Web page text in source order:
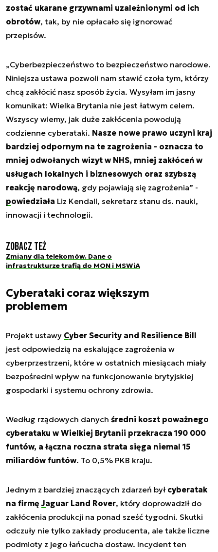
zostać ukarane grzywnami uzależnionymi od ich
obrotów, tak, by nie opłacało się ignorować
przepisów.
„Cyberbezpieczeństwo to bezpieczeństwo narodowe.
Niniejsza ustawa pozwoli nam stawić czoła tym, którzy
chcą zakłócić nasz sposób życia. Wysyłam im jasny
komunikat: Wielka Brytania nie jest łatwym celem.
Wszyscy wiemy, jak duże zakłócenia powodują
codzienne cyberataki. Nasze nowe prawo uczyni kraj
bardziej odpornym na te zagrożenia - oznacza to
mniej odwołanych wizyt w NHS, mniej zakłóceń w
usługach lokalnych i biznesowych oraz szybszą
reakcję narodową, gdy pojawiają się zagrożenia” -
powiedziała Liz Kendall, sekretarz stanu ds. nauki,
innowacji i technologii.
Zobacz też
Zmiany dla telekomów. Dane o
infrastrukturze trafią do MON i MSWiA
Cyberataki coraz większym
problemem
Projekt ustawy Cyber Security and Resilience Bill
jest odpowiedzią na eskalujące zagrożenia w
cyberprzestrzeni, które w ostatnich miesiącach miały
bezpośredni wpływ na funkcjonowanie brytyjskiej
gospodarki i systemu ochrony zdrowia.
Według rządowych danych średni koszt poważnego
cyberataku w Wielkiej Brytanii przekracza 190 000
funtów, a łączna roczna strata sięga niemal 15
miliardów funtów. To 0,5% PKB kraju.
Jednym z bardziej znaczących zdarzeń był cyberatak
na firmęJaguar Land Rover, który doprowadził do
zakłócenia produkcji na ponad sześć tygodni. Skutki
odczuły nie tylko zakłady producenta, ale także liczne
podmioty z jego łańcucha dostaw. Incydent ten